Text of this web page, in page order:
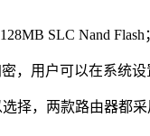
SLC Nand
，用户可以在系统
择，两款路由器都